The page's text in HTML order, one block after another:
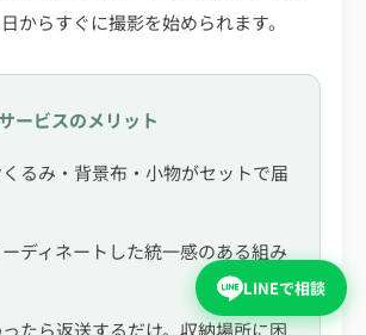
からすぐに撮影を始められます。
ービスのメリット
るみ・背景布・小物がセットで届
ディネートした統一感のある組み
たら返送するだけ。収納場所に困
LINEで相談